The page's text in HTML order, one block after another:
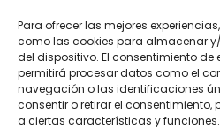
Para ofrecer las mejores
como las cookies para almacenar
del dispositivo. El consentimiento
permitirá procesar datos como el
navegación o las identificaciones
consentir o retirar el
a ciertas características y funciones.